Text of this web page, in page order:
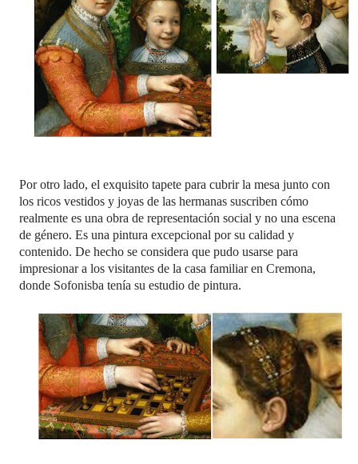
Por otro lado, el exquisito tapete para cubrir la mesa junto con
los ricos vestidos y joyas de las hermanas suscriben cómo
realmente es una obra de representación social y no una escena
de género. Es una pintura excepcional por su calidad y
contenido. De hecho se considera que pudo usarse para
impresionar a los visitantes de la casa familiar en Cremona,
donde Sofonisba tenía su estudio de pintura.